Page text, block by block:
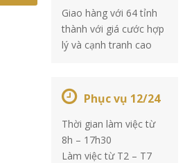
Giao hàng với 64 tỉnh
thành với giá cước hợp
lý và cạnh tranh cao
Phục vụ 12/24
Thời gian làm việc từ
8h – 17h30
Làm việc từ T2 – T7